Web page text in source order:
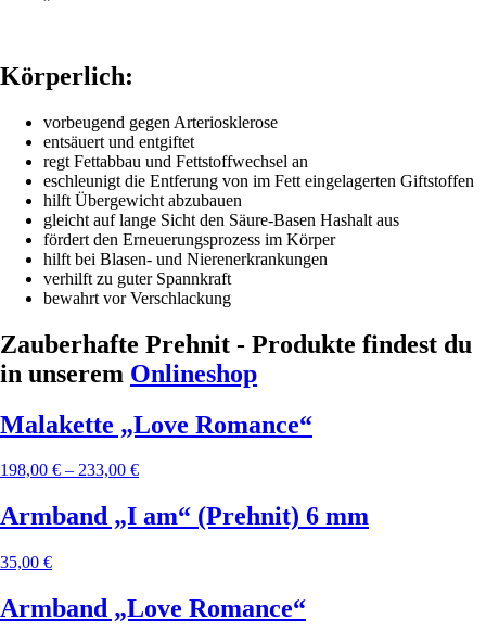
Körperlich:
vorbeugend gegen Arteriosklerose
entsäuert und entgiftet
regt Fettabbau und Fettstoffwechsel an
eschleunigt die Entferung von im Fett eingelagerten Giftstoffen
hilft Übergewicht abzubauen
gleicht auf lange Sicht den Säure-Basen Hashalt aus
fördert den Erneuerungsprozess im Körper
hilft bei Blasen- und Nierenerkrankungen
verhilft zu guter Spannkraft
bewahrt vor Verschlackung
Zauberhafte Prehnit - Produkte findest du
in unserem Onlineshop
Malakette „Love Romance“
198,00 € – 233,00 €
Armband „I am“ (Prehnit) 6 mm
35,00 €
Armband „Love Romance“